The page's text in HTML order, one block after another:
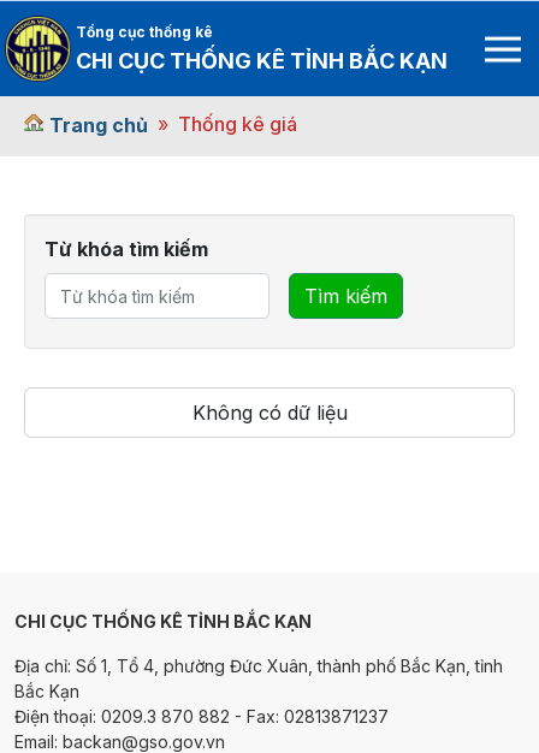
Tổng cục thống kê
CHI CỤC THỐNG KÊ TỈNH BẮC KẠN
Trang chủ Thống kê giá
Từ khóa tìm kiếm
Tìm kiếm
Không có dữ liệu
CHI CỤC THỐNG KÊ TỈNH BẮC KẠN
Địa chỉ: Số 1, Tổ 4, phường Đức Xuân, thành phố Bắc Kạn, tỉnh
Bắc Kạn
Điện thoại: 0209.3 870 882 - Fax: 02813871237
Email: backan@gso.gov.vn